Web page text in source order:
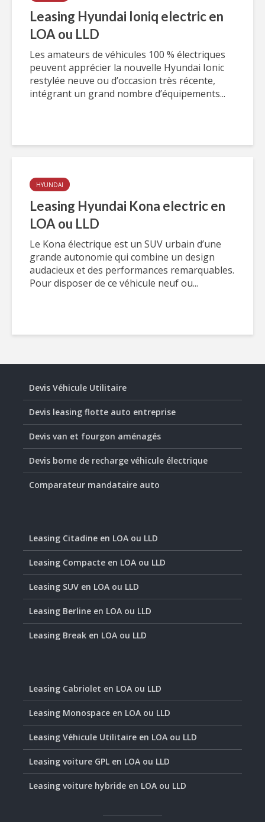
Leasing Hyundai Ioniq electric en
LOA ou LLD
Les amateurs de véhicules 100 % électriques
peuvent apprécier la nouvelle Hyundai Ionic
restylée neuve ou d’occasion très récente,
intégrant un grand nombre d’équipements...
HYUNDAI
Leasing Hyundai Kona electric en
LOA ou LLD
Le Kona électrique est un SUV urbain d’une
grande autonomie qui combine un design
audacieux et des performances remarquables.
Pour disposer de ce véhicule neuf ou...
Devis Véhicule Utilitaire
Devis leasing flotte auto entreprise
Devis van et fourgon aménagés
Devis borne de recharge véhicule électrique
Comparateur mandataire auto
Leasing Citadine en LOA ou LLD
Leasing Compacte en LOA ou LLD
Leasing SUV en LOA ou LLD
Leasing Berline en LOA ou LLD
Leasing Break en LOA ou LLD
Leasing Cabriolet en LOA ou LLD
Leasing Monospace en LOA ou LLD
Leasing Véhicule Utilitaire en LOA ou LLD
Leasing voiture GPL en LOA ou LLD
Leasing voiture hybride en LOA ou LLD